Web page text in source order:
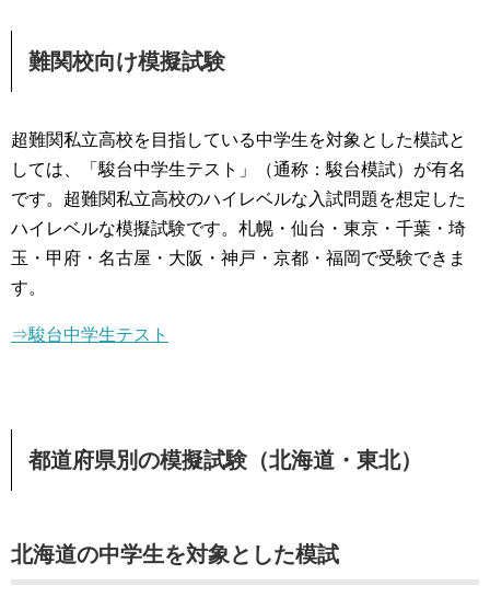
難関校向け模擬試験
超難関私立高校を目指している中学生を対象とした模試と
しては、「駿台中学生テスト」（通称：駿台模試）が有名
です。超難関私立高校のハイレベルな入試問題を想定した
ハイレベルな模擬試験です。札幌・仙台・東京・千葉・埼
玉・甲府・名古屋・大阪・神戸・京都・福岡で受験できま
す。
⇒駿台中学生テスト
都道府県別の模擬試験（北海道・東北）
北海道の中学生を対象とした模試